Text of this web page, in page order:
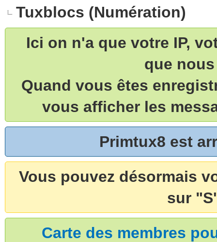
Tuxblocs (Numération)
Ici on n'a que votre IP,
que
Quand vous êtes
vous afficher les
Primtux8 est
Vous pouvez désormais
sur
Carte des membres